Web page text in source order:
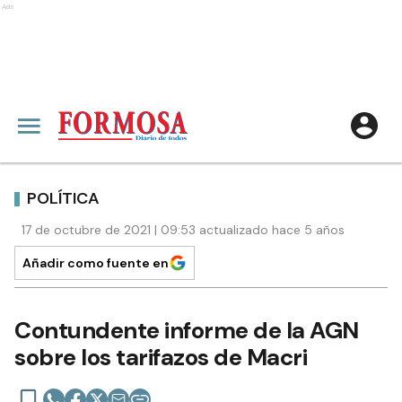
Ads
POLÍTICA
17 de octubre de 2021 | 09:53 actualizado hace 5 años
Añadir como fuente en
Contundente informe de la AGN
sobre los tarifazos de Macri